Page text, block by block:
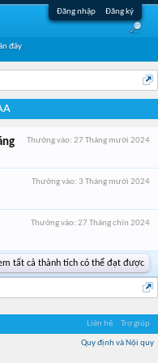
Đăng nhập Đăng ký
Thưởng vào: 27 Tháng mười 2024
Thưởng vào: 3 Tháng mười 2024
Thưởng vào: 27 Tháng chín 2024
tất cả thành tích có thể đạt được
đây
Liên hệ Trợ giúp
Quy định và Nội quy